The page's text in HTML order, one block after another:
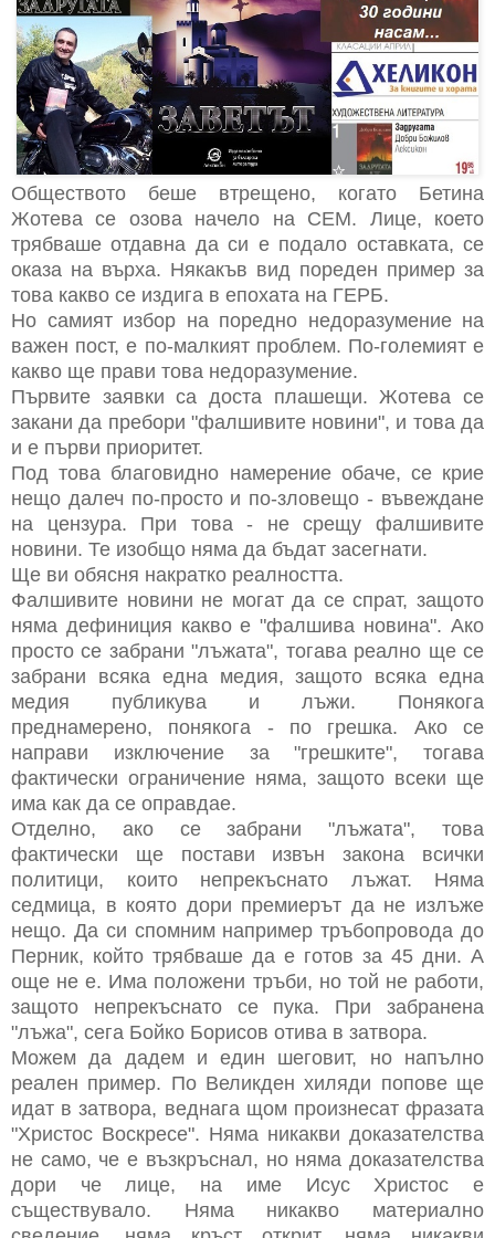
Обществото беше втрещено, когато Бетина
Жотева се озова начело на СЕМ. Лице, което
трябваше отдавна да си е подало оставката, се
оказа на върха. Някакъв вид пореден пример за
това какво се издига в епохата на ГЕРБ.
Но самият избор на поредно недоразумение на
важен пост, е по-малкият проблем. По-големият е
какво ще прави това недоразумение.
Първите заявки са доста плашещи. Жотева се
закани да пребори "фалшивите новини", и това да
и е първи приоритет.
Под това благовидно намерение обаче, се крие
нещо далеч по-просто и по-зловещо - въвеждане
на цензура. При това - не срещу фалшивите
новини. Те изобщо няма да бъдат засегнати.
Ще ви обясня накратко реалността.
Фалшивите новини не могат да се спрат, защото
няма дефиниция какво е "фалшива новина". Ако
просто се забрани "лъжата", тогава реално ще се
забрани всяка една медия, защото всяка една
медия публикува и лъжи. Понякога
преднамерено, понякога - по грешка. Ако се
направи изключение за "грешките", тогава
фактически ограничение няма, защото всеки ще
има как да се оправдае.
Отделно, ако се забрани "лъжата", това
фактически ще постави извън закона всички
политици, които непрекъснато лъжат. Няма
седмица, в която дори премиерът да не излъже
нещо. Да си спомним например тръбопровода до
Перник, който трябваше да е готов за 45 дни. А
още не е. Има положени тръби, но той не работи,
защото непрекъснато се пука. При забранена
"лъжа", сега Бойко Борисов отива в затвора.
Можем да дадем и един шеговит, но напълно
реален пример. По Великден хиляди попове ще
идат в затвора, веднага щом произнесат фразата
"Христос Воскресе". Няма никакви доказателства
не само, че е възкръснал, но няма доказателства
дори че лице, на име Исус Христос е
съществувало. Няма никакво материално